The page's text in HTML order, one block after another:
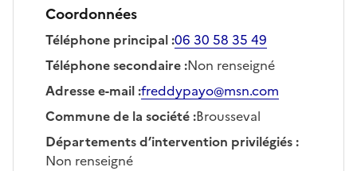
Coordonnées
Téléphone principal:06 30 58 35 49
Téléphone secondaire:Non renseigné
Adresse e-mail:freddypayo@msn.com
Commune de la société:Brousseval
Départements d’intervention privilégiés:
Non renseigné